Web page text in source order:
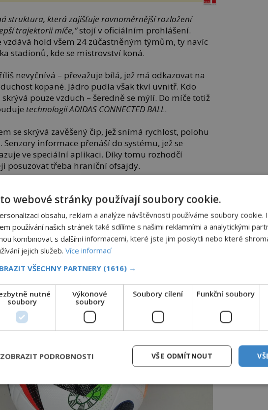
struktura, která zajišťuje rovnoměrnější rozložení
trajektorii míče,“stojí v oficiálním prohlášení.
vzdává hold všem 24 zúčastněným týmům, ty navíc
stadionů, kde se mistrovství koná.
nevyčnívá – převažuje bílá, jež má odkazovat na
kopané. Jádro pudla však tkví uvnitř. Kdo
pouze vzduch – šeredně se mýlí. Do míče totiž
technologii ADIDAS CONNECTED BALL.
se skrývá zavěšený čip, jež snímá rychlost, polohu
informace přenáší do systému, jež se
ve speciální aplikaci. Díky tomu rozhodčí
posuzovat třeba hraniční ofsajdy.
i diváci, protože technologie poskytne zajímavá
střely či vzdálenost míče do branky.Adidas
část rozhodnutí bude mít údajně na starost
na celé inovaci je, že míče se musí nabíjet na
webové stránky používají soubory cookie.
obsahu, reklam a analýze návštěvnosti používáme soubory cookie.
používání našich stránek také sdílíme s našimi reklamními a analytickými
kombinovat s dalšími informacemi, které jste jim poskytli nebo které
jejich služeb. Více informací
VŠECHNY PARTNERY (1616) →
nutné
soubory
Výkonové
soubory
Soubory cílení Funkční soubory
VŠE ODMÍTNOUT
ZOBRAZIT PODROBNOSTI